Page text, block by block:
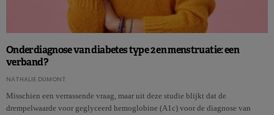
Onderdiagnose van diabetes type 2 en menstruatie: een
verband?
NATHALIE DUMONT
Misschien een verrassende vraag, maar uit deze studie blijkt dat de
drempelwaarde voor geglyceerd hemoglobine (A1c) voor de diagnose van